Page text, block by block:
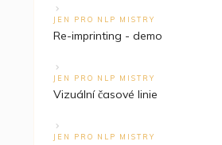
JEN PRO NLP MISTRY
Re-imprinting - demo
JEN PRO NLP MISTRY
Vizuální časové linie
JEN PRO NLP MISTRY